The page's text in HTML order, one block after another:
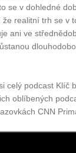
se v dohledné
že realitní trh se v
ani ve
celý podcast Klíč
oblíbených
CNN